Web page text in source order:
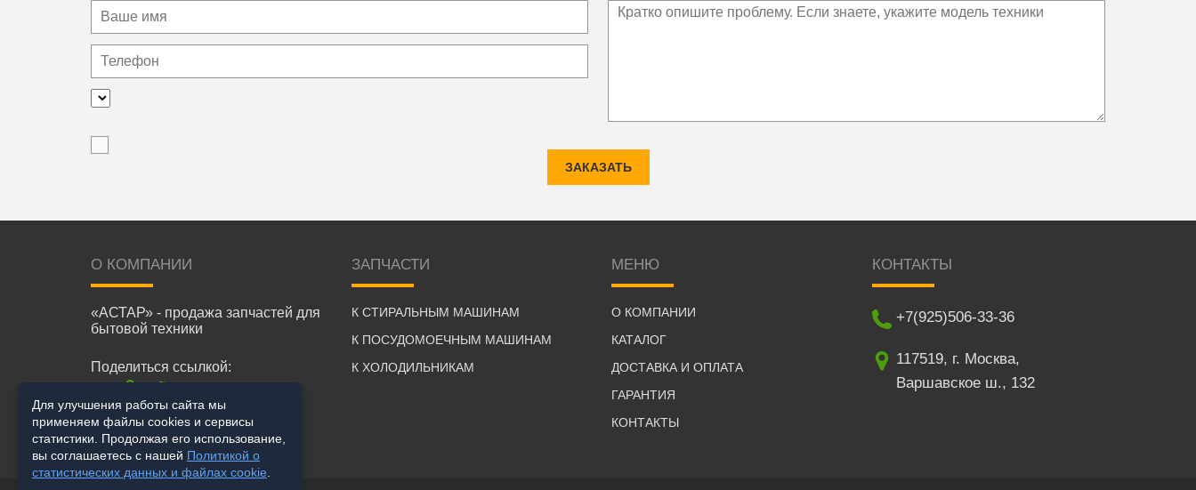
ЗАКАЗАТЬ
О КОМПАНИИ
«АСТАР» - продажа запчастей для
бытовой техники
Поделиться ссылкой:
ЗАПЧАСТИ
К СТИРАЛЬНЫМ МАШИНАМ
К ПОСУДОМОЕЧНЫМ МАШИНАМ
К ХОЛОДИЛЬНИКАМ
МЕНЮ
О КОМПАНИИ
КАТАЛОГ
ДОСТАВКА И ОПЛАТА
ГАРАНТИЯ
КОНТАКТЫ
КОНТАКТЫ
+7(925)506-33-36
117519, г. Москва,
Варшавское ш., 132
Для улучшения работы сайта мы
применяем файлы cookies и сервисы
статистики. Продолжая его использование,
вы соглашаетесь с нашей Политикой о
статистических данных и файлах cookie